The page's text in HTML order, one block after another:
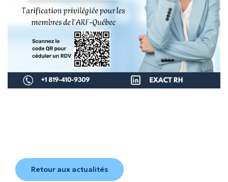
Retour aux actualités